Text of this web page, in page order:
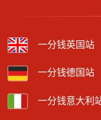
一分钱英国站
一分钱德国站
一分钱意大利